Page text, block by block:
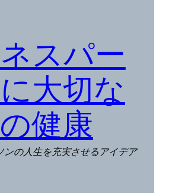
スパー
大切な
健康
ンの人生を充実させるアイデア